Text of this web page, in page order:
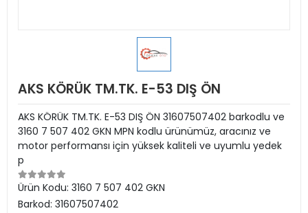
AKS KÖRÜK TM.TK. E-53 DIŞ ÖN
AKS KÖRÜK TM.TK. E-53 DIŞ ÖN 31607507402 barkodlu ve
3160 7 507 402 GKN MPN kodlu ürünümüz, aracınız ve
motor performansı için yüksek kaliteli ve uyumlu yedek
p
Ürün Kodu: 3160 7 507 402 GKN
Barkod: 31607507402